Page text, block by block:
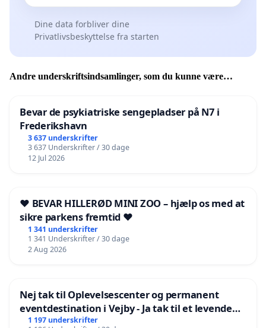
Dine data forbliver dine
Privatlivsbeskyttelse fra starten
Andre underskriftsindsamlinger, som du kunne være
Bevar de psykiatriske sengepladser på N7 i
Frederikshavn
3 637 underskrifter
3 637 Underskrifter / 30 dage
12 Jul 2026
❤️ BEVAR HILLERØD MINI ZOO – hjælp os med at
sikre parkens fremtid ❤️
1 341 underskrifter
1 341 Underskrifter / 30 dage
2 Aug 2026
Nej tak til Oplevelsescenter og permanent
eventdestination i Vejby - Ja tak til et levende
lokalområde i balance
1 197 underskrifter